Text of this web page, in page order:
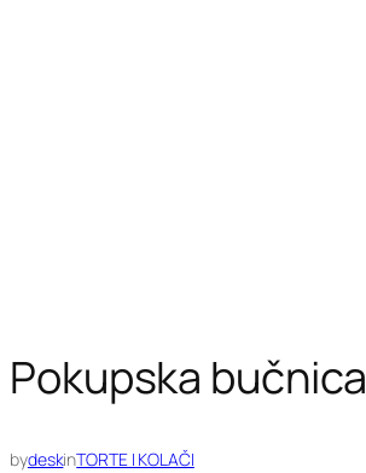
Pokupska bučnica
bydeskinTORTE I KOLAČI